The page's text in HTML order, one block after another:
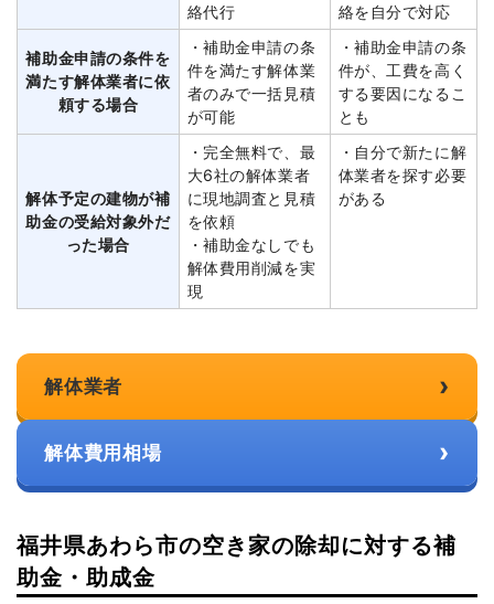
絡代行
絡を自分で対応
補助金申請の条件を
満たす解体業者に依
頼する場合
・補助金申請の条
件を満たす解体業
者のみで一括見積
が可能
・補助金申請の条
件が、工費を高く
する要因になるこ
とも
解体予定の建物が補
助金の受給対象外だ
った場合
・完全無料で、最
大6社の解体業者
に現地調査と見積
を依頼
・補助金なしでも
解体費用削減を実
現
・自分で新たに解
体業者を探す必要
がある
解体業者 ›
解体費用相場 ›
福井県あわら市の空き家の除却に対する補
助金・助成金